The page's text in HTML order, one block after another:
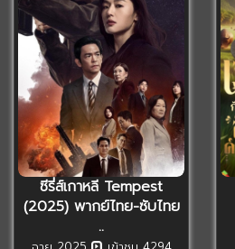
ซีรี่ส์เกาหลี Tempest
(2025) พากย์ไทย-ซับไทย
..